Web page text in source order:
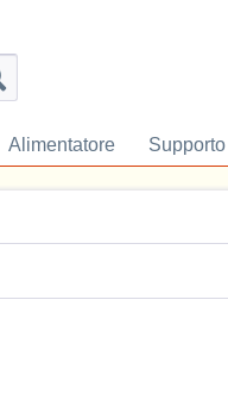
Alimentatore Supporto